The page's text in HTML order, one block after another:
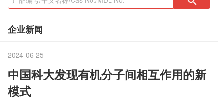
企业新闻
2024-06-25
中国科大发现有机分子间相互作用的新
模式